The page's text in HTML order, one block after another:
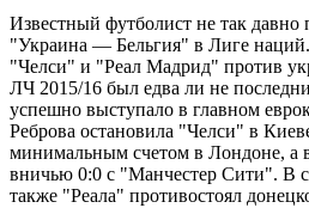
Известный футболист не так давно
"Украина — Бельгия" в Лиге
"Челси" и "Реал Мадрид" против
ЛЧ 2015/16 был едва ли не
успешно выступало в главном
Реброва остановила "Челси" в
минимальным счетом в Лондоне, а
вничью 0:0 с "Манчестер Сити". В
также "Реала" противостоял